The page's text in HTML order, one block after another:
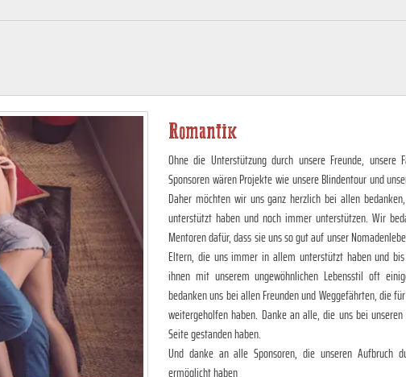
Romantik
Ohne die Unterstützung durch unsere Freunde, unsere
Sponsoren wären Projekte wie unsere Blindentour und
Daher möchten wir uns ganz herzlich bei allen
unterstützt haben und noch immer unterstützen. Wir
Mentoren dafür, dass sie uns so gut auf unser
Eltern, die uns immer in allem unterstützt haben und
ihnen mit unserem ungewöhnlichen Lebensstil oft
bedanken uns bei allen Freunden und Weggefährten, die
weitergeholfen haben. Danke an alle, die uns bei
Seite gestanden haben.
Und danke an alle Sponsoren, die unseren Aufbruch
ermöglicht haben